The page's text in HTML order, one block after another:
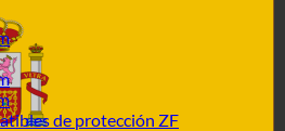
de protección ZF